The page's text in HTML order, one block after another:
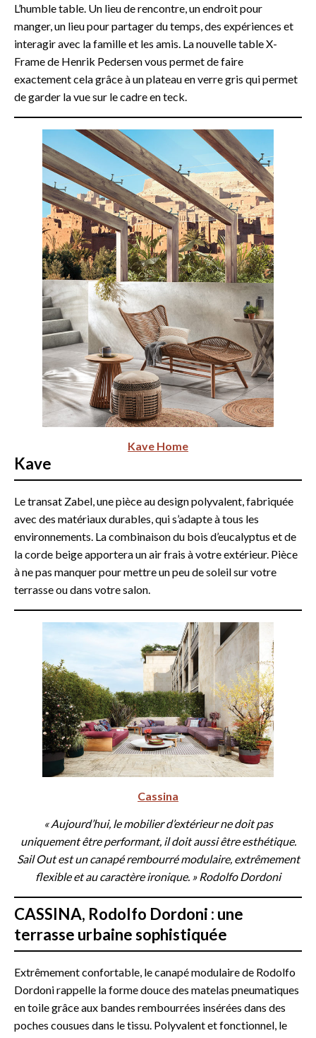
L’humble table. Un lieu de rencontre, un endroit pour
manger, un lieu pour partager du temps, des expériences et
interagir avec la famille et les amis. La nouvelle table X-
Frame de Henrik Pedersen vous permet de faire
exactement cela grâce à un plateau en verre gris qui permet
de garder la vue sur le cadre en teck.
Kave Home
Kave
Le transat Zabel, une pièce au design polyvalent, fabriquée
avec des matériaux durables, qui s’adapte à tous les
environnements. La combinaison du bois d’eucalyptus et de
la corde beige apportera un air frais à votre extérieur. Pièce
à ne pas manquer pour mettre un peu de soleil sur votre
terrasse ou dans votre salon.
Cassina
« Aujourd’hui, le mobilier d’extérieur ne doit pas
uniquement être performant, il doit aussi être esthétique.
Sail Out est un canapé rembourré modulaire, extrêmement
flexible et au caractère ironique. » Rodolfo Dordoni
CASSINA, Rodolfo Dordoni : une
terrasse urbaine sophistiquée
Extrêmement confortable, le canapé modulaire de Rodolfo
Dordoni rappelle la forme douce des matelas pneumatiques
en toile grâce aux bandes rembourrées insérées dans des
poches cousues dans le tissu. Polyvalent et fonctionnel, le